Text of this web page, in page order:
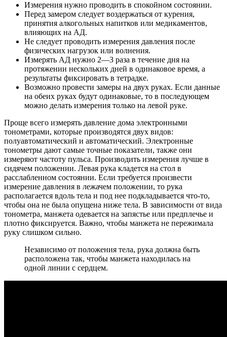
Измерения нужно проводить в спокойном состоянии.
Перед замером следует воздержаться от курения,
принятия алкогольных напитков или медикаментов,
влияющих на АД.
Не следует проводить измерения давления после
физических нагрузок или волнения.
Измерять АД нужно 2—3 раза в течение дня на
протяжении нескольких дней в одинаковое время, а
результаты фиксировать в тетрадке.
Возможно провести замеры на двух руках. Если данные
на обеих руках будут одинаковые, то в последующем
можно делать измерения только на левой руке.
Проще всего измерять давление дома электронными
тонометрами, которые производятся двух видов:
полуавтоматический и автоматический. Электронные
тонометры дают самые точные показатели, также они
измеряют частоту пульса. Производить измерения лучше в
сидячем положении. Левая рука кладется на стол в
расслабленном состоянии. Если требуется произвести
измерение давления в лежачем положении, то рука
располагается вдоль тела и под нее подкладывается что-то,
чтобы она не была опущена ниже тела. В зависимости от вида
тонометра, манжета одевается на запястье или предплечье и
плотно фиксируется. Важно, чтобы манжета не пережимала
руку слишком сильно.
Независимо от положения тела, рука должна быть
расположена так, чтобы манжета находилась на
одной линии с сердцем.